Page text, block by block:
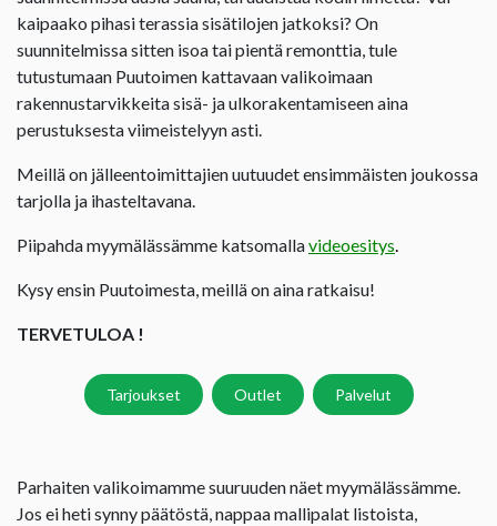
kaipaako pihasi terassia sisätilojen jatkoksi? On
suunnitelmissa sitten isoa tai pientä remonttia, tule
tutustumaan Puutoimen kattavaan valikoimaan
rakennustarvikkeita sisä- ja ulkorakentamiseen aina
perustuksesta viimeistelyyn asti.
Meillä on jälleentoimittajien uutuudet ensimmäisten joukossa
tarjolla ja ihasteltavana.
Piipahda myymälässämme katsomallavideoesitys
Kysy ensin Puutoimesta, meillä on aina ratkaisu!
TERVETULOA !
Tarjoukset Outlet Palvelut
Parhaiten valikoimamme suuruuden näet myymälässämme.
Jos ei heti synny päätöstä, nappaa mallipalat listoista,